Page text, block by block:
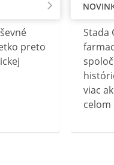
preto
Stada
viac
celom